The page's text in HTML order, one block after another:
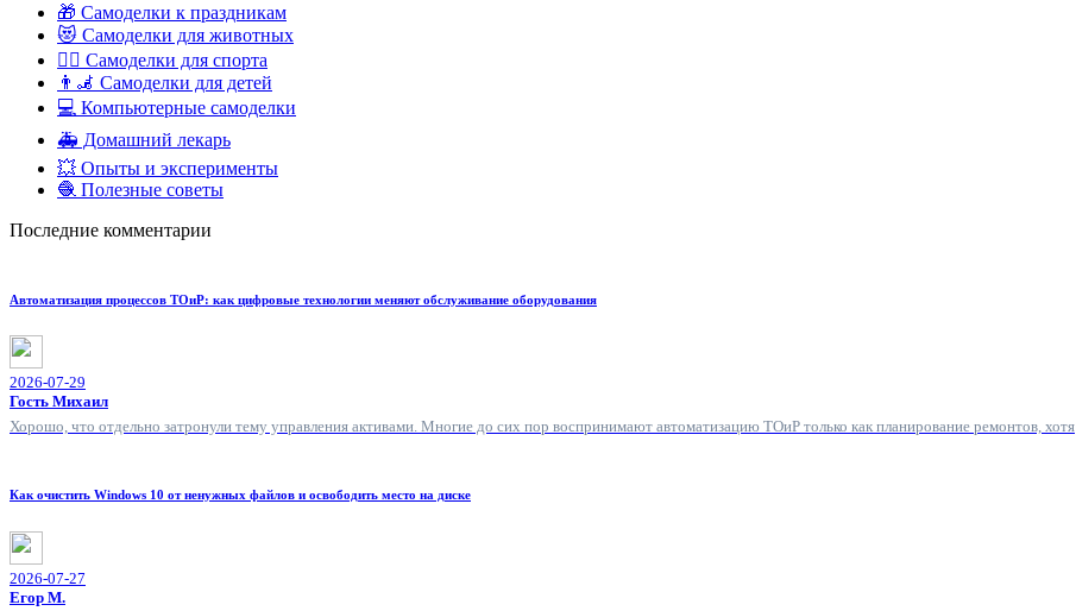
🎁 Самоделки к праздникам
😻 Самоделки для животных
🏋️‍♀️ Самоделки для спорта
👨‍🦼 Самоделки для детей
💻 Компьютерные самоделки
🚑 Домашний лекарь
💥 Опыты и эксперименты
🧶 Полезные советы
Последние комментарии
Автоматизация процессов ТОиР: как цифровые технологии меняют обслуживание оборудования
2026-07-29
Гость Михаил
Хорошо, что отдельно затронули тему управления активами. Многие до сих пор воспринимают автоматизацию ТОиР только как планирование ремонтов, хотя
Как очистить Windows 10 от ненужных файлов и освободить место на диске
2026-07-27
Егор М.